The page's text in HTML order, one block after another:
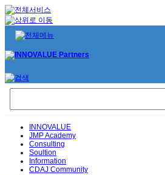
INNOVALUE
JMP Academy
Consulting
Soultion
Information
CDAJ Community